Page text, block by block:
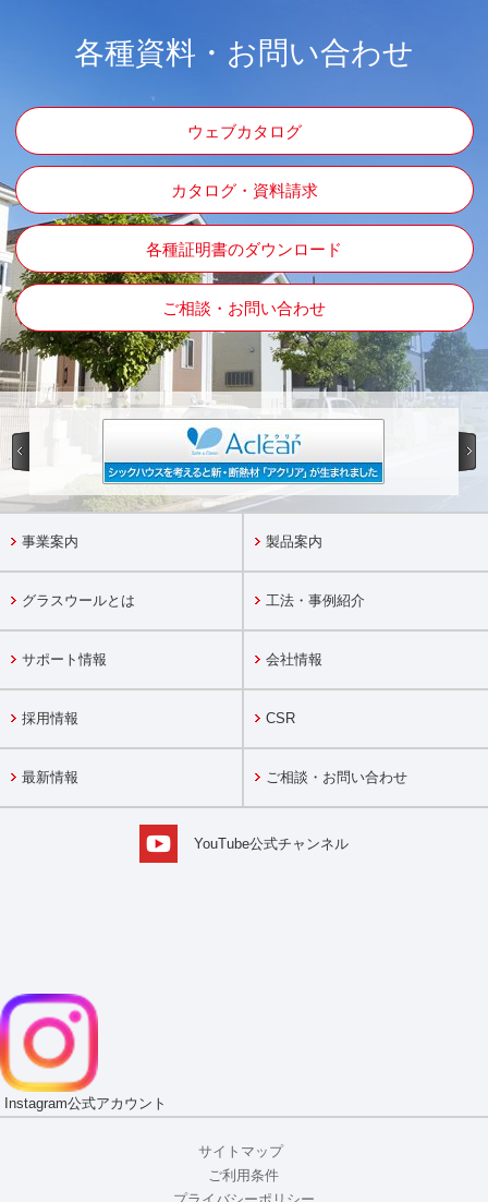
各種資料・お問い合わせ
ウェブカタログ
カタログ・資料請求
各種証明書のダウンロード
ご相談・お問い合わせ
事業案内 製品案内
グラスウールとは 工法・事例紹介
サポート情報 会社情報
採用情報 CSR
最新情報 ご相談・お問い合わせ
YouTube公式チャンネル
Instagram公式アカウント
サイトマップ
ご利用条件